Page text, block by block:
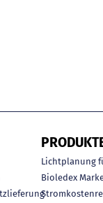
Lichtplanung
Bioledex